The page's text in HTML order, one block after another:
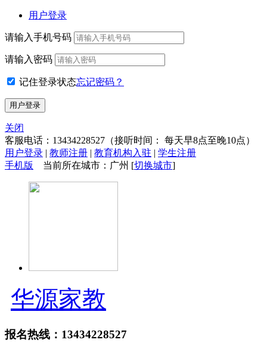
用户登录
请输入手机号码
请输入密码
记住登录状态忘记密码？
关闭
客服电话： 13434228527 （接听时间： 每天早8点至晚10点）
用户登录 | 教师注册 | 教育机构入驻 | 学生注册
手机版
当前所在城市：广州 [切换城市]
华源家教
报名热线：13434228527